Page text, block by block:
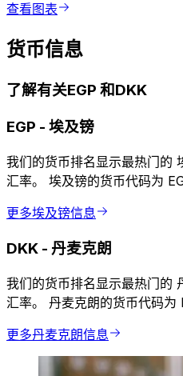
查看图表
货币信息
了解有关EGP 和DKK
EGP - 埃及镑
我们的货币排名显示最热门的
汇率。 埃及镑的货币代码为
更多埃及镑信息
DKK - 丹麦克朗
我们的货币排名显示最热门的
汇率。 丹麦克朗的货币代码为
更多丹麦克朗信息